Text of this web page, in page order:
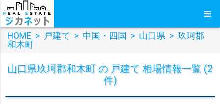
HOME > 戸建て > 中国・四国 > 山口県 > 玖珂郡
和木町
山口県玖珂郡和木町 の 戸建て 相場情報一覧 (2
件)